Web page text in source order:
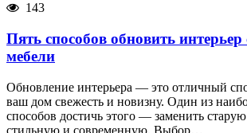
143
Пять способов обновить
мебели
Обновление интерьера — это отличный
ваш дом свежесть и новизну. Один из
способов достичь этого — заменить
стильную и современную. Выбор…